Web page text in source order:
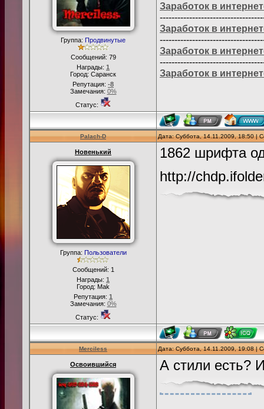
Группа: Продвинутые
Сообщений: 79
Награды: 1
Город: Саранск
Репутация: -8
Замечания: 0%
Статус:
Заработок в
Заработок в
Заработок в
Заработок в
Palach-D Дата: Суббота, 14.11.2009, 18:50 |
Новенький
Группа: Пользователи
Сообщений: 1
Награды: 1
Город: Mak
Репутация: 1
Замечания: 0%
Статус:
1862 шрифта
http://
Merciless Дата: Суббота, 14.11.2009, 19:08 |
Освоившийся А стили есть?